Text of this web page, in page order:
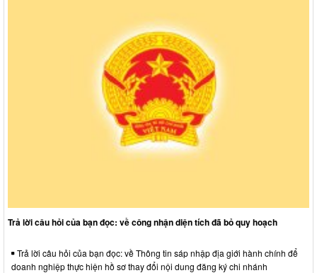
Trả lời câu hỏi của bạn đọc: về công nhận diện tích đã bỏ quy hoạch
Trả lời câu hỏi của bạn đọc: về Thông tin sáp nhập địa giới hành chính để
doanh nghiệp thực hiện hồ sơ thay đổi nội dung đăng ký chi nhánh